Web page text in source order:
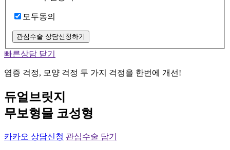
모두동의
관심수술 상담신청하기
빠른상담 닫기
염증 걱정, 모양 걱정 두 가지 걱정을 한번에 개선!
듀얼브릿지
무보형물 코성형
카카오 상담신청 관심수술 담기